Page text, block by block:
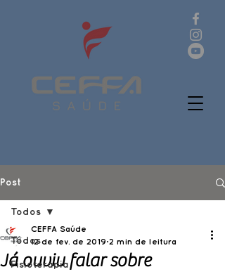
Post
Todos
Fisioterapia
Todos
Já ouviu falar sobre
CEFFA Saúde
12 de fev. de 2019 2 min de leitura